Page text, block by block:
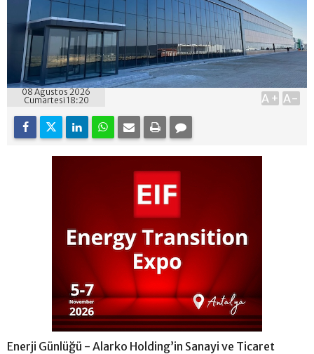
08 Ağustos 2026
Cumartesi 18:20
A+ A-
Enerji Günlüğü - Alarko Holding’in Sanayi ve Ticaret